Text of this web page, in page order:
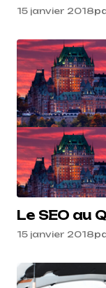
15 janvier 2018
Le SEO au
15 janvier 2018